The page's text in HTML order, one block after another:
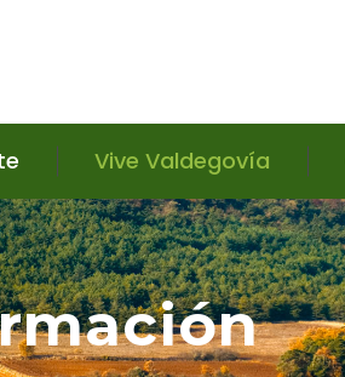
Vive Valdegovía